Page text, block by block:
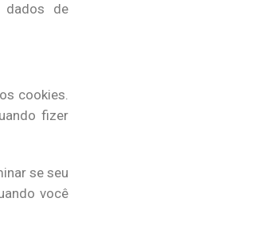
dados de
cookies.
fizer
se seu
você